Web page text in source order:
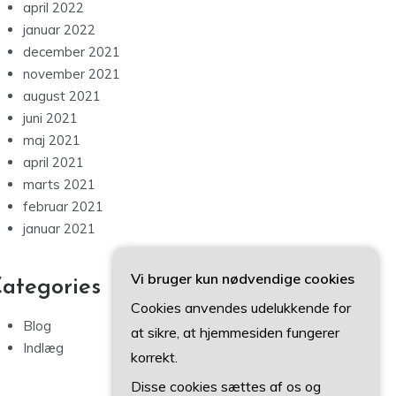
april 2022
januar 2022
december 2021
november 2021
august 2021
juni 2021
maj 2021
april 2021
marts 2021
februar 2021
januar 2021
Blog
Indlæg
Vi bruger kun nødvendige cookies
Cookies anvendes udelukkende for
at sikre, at hjemmesiden fungerer
korrekt.
Disse cookies sættes af os og